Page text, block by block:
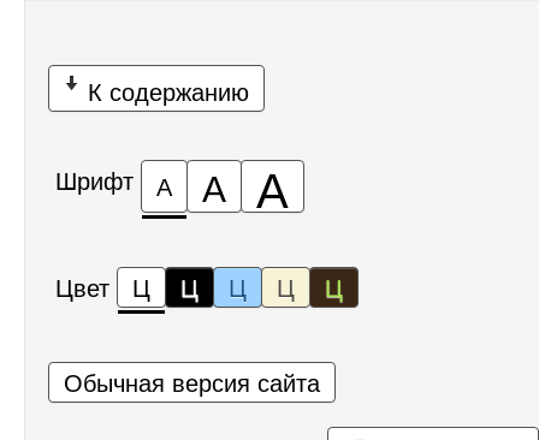
К содержанию
Шрифт А А А
Цвет Ц Ц Ц Ц Ц
Обычная версия сайта